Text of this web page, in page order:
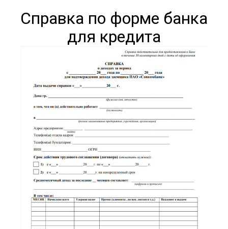
Справка по форме банка
для кредита